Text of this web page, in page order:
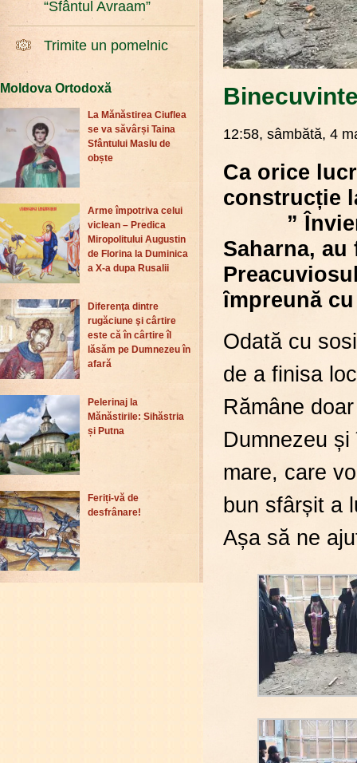
“Sfântul Avraam”
Trimite un pomelnic
Moldova Ortodoxă
La Mănăstirea Ciuflea
se va săvârși Taina
Sfântului Maslu de
obște
Arme împotriva celui
viclean – Predica
Miropolitului Augustin
de Florina la Duminica
a X-a dupa Rusalii
Diferenţa dintre
rugăciune şi cârtire
este că în cârtire îl
lăsăm pe Dumnezeu în
afară
Pelerinaj la
Mănăstirile: Sihăstria
și Putna
Feriți-vă de
desfrânare!
12:58, sâmbătă, 4
Ca orice
”
Saharna,
împreună
Odată cu
de a finisa
Rămâne
Dumnezeu
mare, care
bun sfârșit a
Așa să ne